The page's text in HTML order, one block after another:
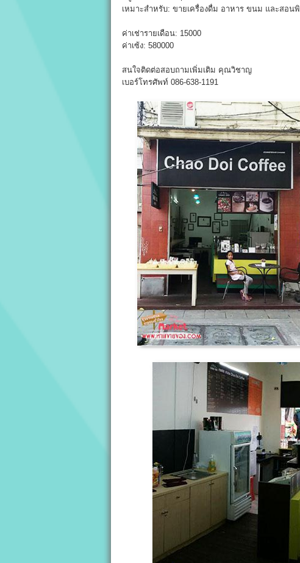
เหมาะสำหรับ: ขายเครื่องดื่ม อาหาร ขนม และสอน
ค่าเช่ารายเดือน: 15000
ค่าเซ้ง: 580000
สนใจติดต่อสอบถามเพิ่มเติม คุณวิชาญ
เบอร์โทรศัพท์ 086-638-1191